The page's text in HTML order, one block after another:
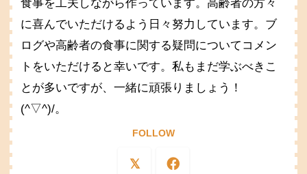
食事を工夫しながら作っています。高齢者の方々
に喜んでいただけるよう日々努力しています。ブ
ログや高齢者の食事に関する疑問についてコメン
トをいただけると幸いです。私もまだ学ぶべきこ
とが多いですが、一緒に頑張りましょう！
(^▽^)/。
FOLLOW